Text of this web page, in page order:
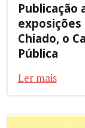
Publicação
Chiado, o
Pública
Ler mais